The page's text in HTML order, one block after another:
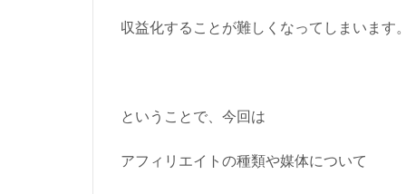
収益化することが難しくなってしまいます。
ということで、今回は
アフィリエイトの種類や媒体について